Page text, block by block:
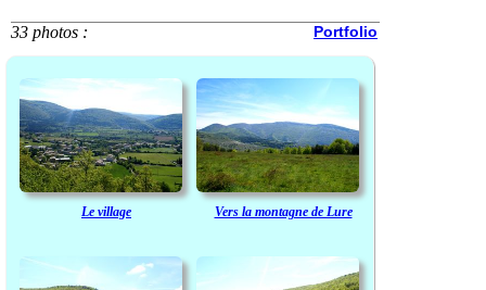
33 photos : Portfolio
Le village Vers la montagne de Lure